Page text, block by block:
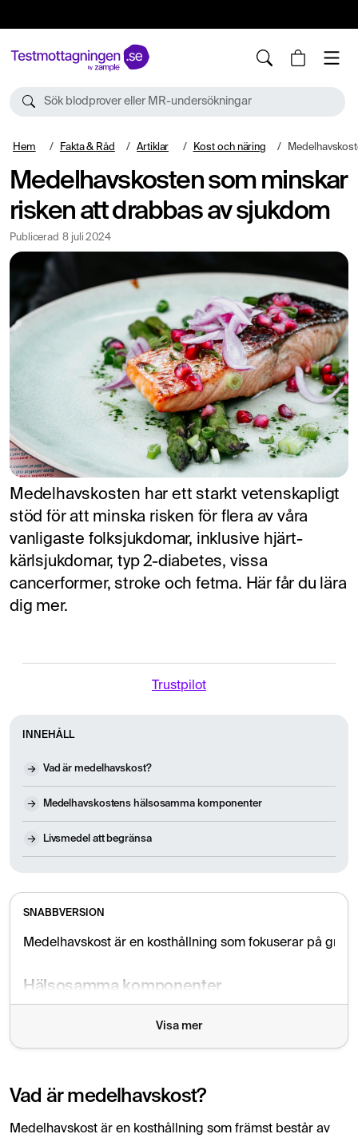
Sök blodprover eller MR-undersökningar
Hem Fakta & Råd Artiklar Kost och näring Medelhavskosten som
Medelhavskosten som minskar
risken att drabbas av sjukdom
Publicerad 8 juli 2024
Medelhavskosten har ett starkt vetenskapligt
stöd för att minska risken för flera av våra
vanligaste folksjukdomar, inklusive hjärt-
kärlsjukdomar, typ 2-diabetes, vissa
cancerformer, stroke och fetma. Här får du lära
dig mer.
Trustpilot
INNEHÅLL
Vad är medelhavskost?
Medelhavskostens hälsosamma komponenter
Livsmedel att begränsa
SNABBVERSION
Medelhavskost är en kosthållning som fokuserar på
Hälsosamma komponenter
Grönsaker, frukt och bär
Baljväxter och rotfrukter
Visa mer
Vad är medelhavskost?
Medelhavskost är en kosthållning som främst består av